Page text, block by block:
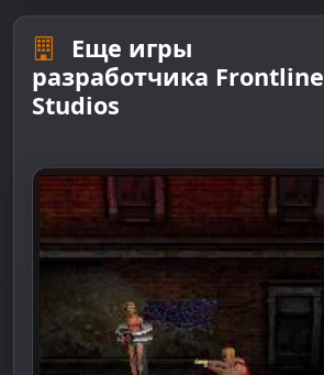
Еще игры
разработчика Frontline
Studios